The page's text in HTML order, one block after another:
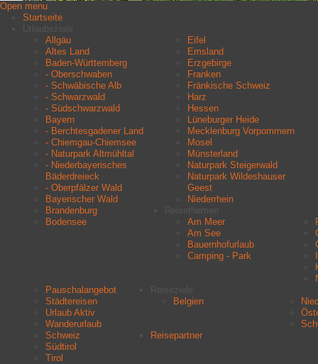
Open menu
Startseite
Allgäu
Altes Land
Baden-Württemberg
- Oberschwaben
- Schwäbische Alb
- Schwarzwald
- Südschwarzwald
Bayern
- Berchtesgadener Land
- Chiemgau-Chiemsee
- Naturpark Altmühltal
- Niederbayerisches
Bäderdreieck
- Oberpfälzer Wald
Bayerischer Wald
Brandenburg
Bodensee
Eifel
Emsland
Erzgebirge
Franken
Fränkische Schweiz
Harz
Hessen
Lüneburger Heide
Mecklenburg Vorpommern
Mosel
Münsterland
Naturpark Steigerwald
Naturpark Wildeshauser
Geest
Niederrhein
Am Meer
Am See
Bauernhofurlaub
Camping - Park
Pauschalangebot
Städtereisen
Urlaub Aktiv
Wanderurlaub
Belgien
Schweiz
Südtirol
Tirol
Reisepartner